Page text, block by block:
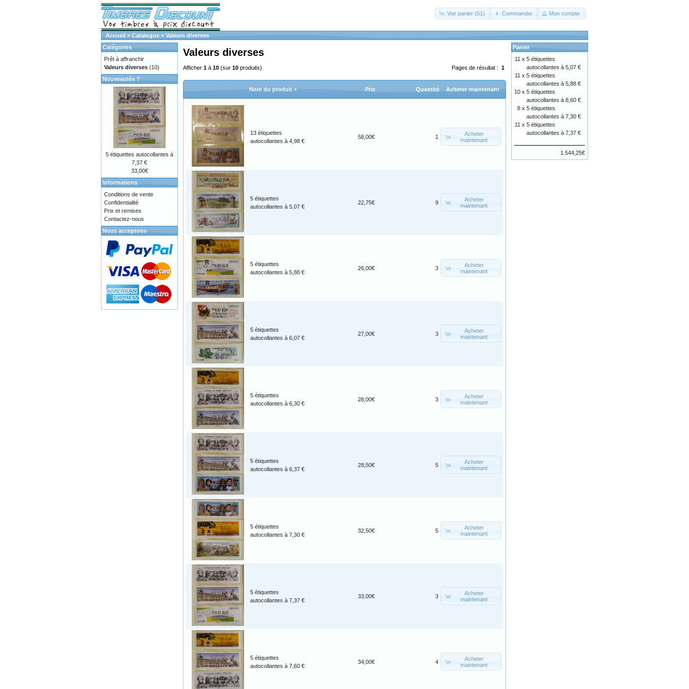
Voir panier (51) Commander Mon compte
Accueil » Catalogue » Valeurs diverses
Valeurs diverses
Pages de résultat : 1
Afficher 1 à 10 (sur 10 produits)
Nom du produit + Prix Quantité Acheter maintenant
13 étiquettes
autocollantes à 4,98 €
58,00€ 1
Acheter
maintenant
5 étiquettes
autocollantes à 5,07 €
22,75€ 9
Acheter
maintenant
5 étiquettes
autocollantes à 5,88 €
26,00€ 3
Acheter
maintenant
5 étiquettes
autocollantes à 6,07 €
27,00€ 3
Acheter
maintenant
5 étiquettes
autocollantes à 6,30 €
28,00€ 3
Acheter
maintenant
5 étiquettes
autocollantes à 6,37 €
28,50€ 5
Acheter
maintenant
5 étiquettes
autocollantes à 7,30 €
32,50€ 5
Acheter
maintenant
5 étiquettes
autocollantes à 7,37 €
33,00€ 3
Acheter
maintenant
5 étiquettes
autocollantes à 7,60 €
34,00€ 4
Acheter
maintenant
Catégories
Prêt à affranchir
Valeurs diverses (10)
Nouveautés ?
5 étiquettes autocollantes à
7,37 €
33,00€
Informations
Conditions de vente
Confidentialité
Prix et remises
Contactez-nous
Nous acceptons
Panier
11 x 5 étiquettes
autocollantes à 5,07 €
11 x 5 étiquettes
autocollantes à 5,88 €
10 x 5 étiquettes
autocollantes à 8,60 €
8 x 5 étiquettes
autocollantes à 7,30 €
11 x 5 étiquettes
autocollantes à 7,37 €
1.544,25€